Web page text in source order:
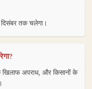
तक चलेगा।
खिलाफ अपराध, और किसानों के